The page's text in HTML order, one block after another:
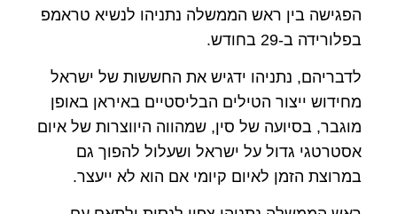
הפגישה בין ראש הממשלה נתניהו לנשיא טראמפ
בפלורידה ב-29 בחודש.
לדבריהם, נתניהו ידגיש את החששות של ישראל
מחידוש ייצור הטילים הבליסטיים באיראן באופן
מוגבר, בסיועה של סין, שמהווה היווצרות של איום
אסטרטגי גדול על ישראל ושעלול להפוך גם
במרוצת הזמן לאיום קיומי אם הוא לא ייעצר.